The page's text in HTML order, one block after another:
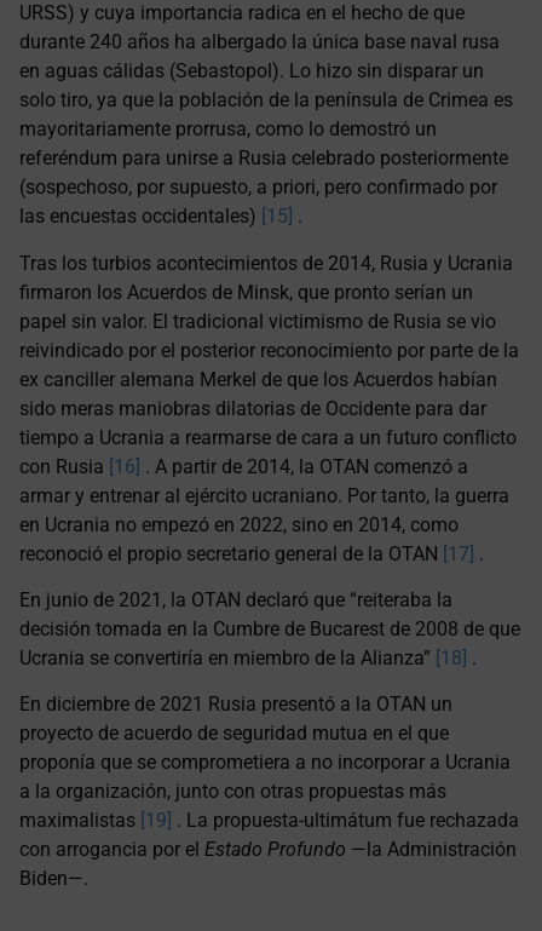
URSS) y cuya importancia radica en el hecho de que
durante 240 años ha albergado la única base naval rusa
en aguas cálidas (Sebastopol). Lo hizo sin disparar un
solo tiro, ya que la población de la península de Crimea es
mayoritariamente prorrusa, como lo demostró un
referéndum para unirse a Rusia celebrado posteriormente
(sospechoso, por supuesto, a priori, pero confirmado por
las encuestas occidentales) [15] .
Tras los turbios acontecimientos de 2014, Rusia y Ucrania
firmaron los Acuerdos de Minsk, que pronto serían un
papel sin valor. El tradicional victimismo de Rusia se vio
reivindicado por el posterior reconocimiento por parte de la
ex canciller alemana Merkel de que los Acuerdos habían
sido meras maniobras dilatorias de Occidente para dar
tiempo a Ucrania a rearmarse de cara a un futuro conflicto
con Rusia [16] . A partir de 2014, la OTAN comenzó a
armar y entrenar al ejército ucraniano. Por tanto, la guerra
en Ucrania no empezó en 2022, sino en 2014, como
reconoció el propio secretario general de la OTAN [17] .
En junio de 2021, la OTAN declaró que “reiteraba la
decisión tomada en la Cumbre de Bucarest de 2008 de que
Ucrania se convertiría en miembro de la Alianza” [18] .
En diciembre de 2021 Rusia presentó a la OTAN un
proyecto de acuerdo de seguridad mutua en el que
proponía que se comprometiera a no incorporar a Ucrania
a la organización, junto con otras propuestas más
maximalistas [19] . La propuesta-ultimátum fue rechazada
con arrogancia por el Estado Profundo —la Administración
Biden—.